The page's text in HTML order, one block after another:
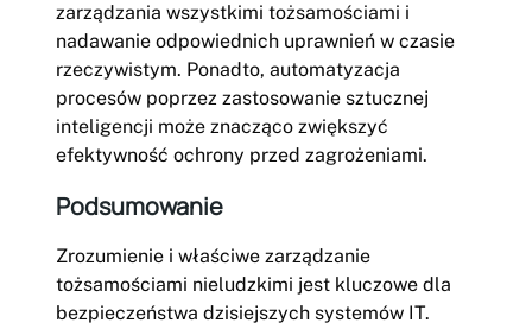
zarządzania wszystkimi tożsamościami i
nadawanie odpowiednich uprawnień w czasie
rzeczywistym. Ponadto, automatyzacja
procesów poprzez zastosowanie sztucznej
inteligencji może znacząco zwiększyć
efektywność ochrony przed zagrożeniami.
Podsumowanie
Zrozumienie i właściwe zarządzanie
tożsamościami nieludzkimi jest kluczowe dla
bezpieczeństwa dzisiejszych systemów IT.